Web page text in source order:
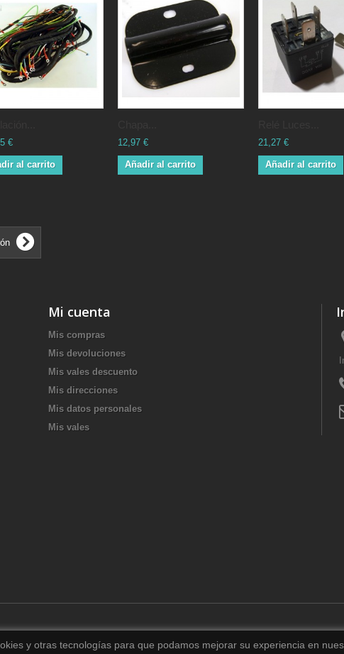
€
al carrito
12,97 €
Añadir al carrito
21,27 €
Añadir al carrito
Mi cuenta
Mis compras
Mis devoluciones
Mis vales descuento
Mis direcciones
Mis datos personales
Mis vales
y otras tecnologías para que podamos mejorar su experiencia en